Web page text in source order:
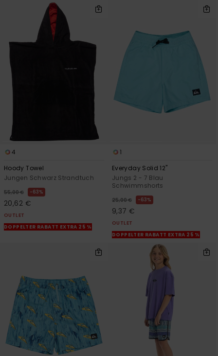
4
Hoody Towel
Jungen Schwarz Strandtuch
55,00 € 63%
20,62 €
OUTLET
DOPPELTER RABATT EXTRA 25 %
1
Everyday Solid 12"
Jungs 2 - 7 Blau
Schwimmshorts
25,00 € 63%
9,37 €
OUTLET
DOPPELTER RABATT EXTRA 25 %